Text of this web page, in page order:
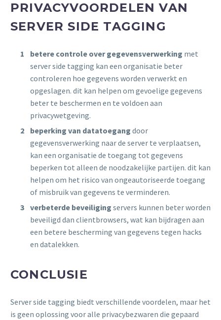
PRIVACYVOORDELEN VAN
SERVER SIDE TAGGING
betere controle over gegevensverwerking met
server side tagging kan een organisatie beter
controleren hoe gegevens worden verwerkt en
opgeslagen. dit kan helpen om gevoelige gegevens
beter te beschermen en te voldoen aan
privacywetgeving.
beperking van datatoegang door
gegevensverwerking naar de server te verplaatsen,
kan een organisatie de toegang tot gegevens
beperken tot alleen de noodzakelijke partijen. dit kan
helpen om het risico van ongeautoriseerde toegang
of misbruik van gegevens te verminderen.
verbeterde beveiliging servers kunnen beter worden
beveiligd dan clientbrowsers, wat kan bijdragen aan
een betere bescherming van gegevens tegen hacks
en datalekken.
CONCLUSIE
Server side tagging biedt verschillende voordelen, maar het
is geen oplossing voor alle privacybezwaren die gepaard